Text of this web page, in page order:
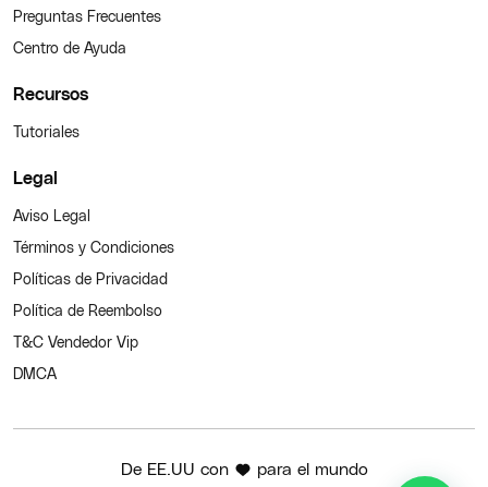
Preguntas Frecuentes
Centro de Ayuda
Recursos
Tutoriales
Legal
Aviso Legal
Términos y Condiciones
Políticas de Privacidad
Política de Reembolso
T&C Vendedor Vip
DMCA
De EE.UU con para el mundo